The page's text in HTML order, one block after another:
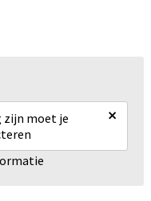
zijn moet je
×